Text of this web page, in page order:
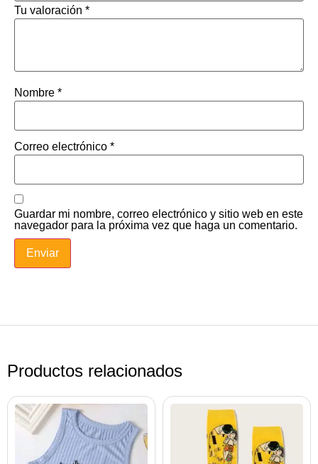
Tu valoración *
Nombre *
Correo electrónico *
Guardar mi nombre, correo electrónico y sitio web en este
navegador para la próxima vez que haga un comentario.
Productos relacionados